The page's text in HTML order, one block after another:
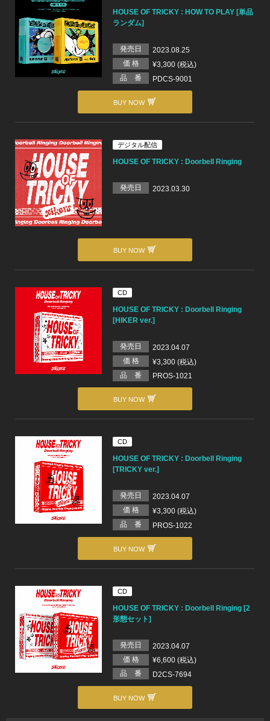
HOUSE OF TRICKY : HOW TO PLAY [単品
ランダム]
発売日
2023.08.25
価 格
¥3,300 (税込)
品 番
PDCS-9001
BUY NOW
デジタル配信
HOUSE OF TRICKY : Doorbell Ringing
発売日 2023.03.30
BUY NOW
CD
HOUSE OF TRICKY : Doorbell Ringing
[HIKER ver.]
発売日
2023.04.07
価 格
¥3,300 (税込)
品 番
PROS-1021
BUY NOW
CD
HOUSE OF TRICKY : Doorbell Ringing
[TRICKY ver.]
発売日
2023.04.07
価 格
¥3,300 (税込)
品 番
PROS-1022
BUY NOW
CD
HOUSE OF TRICKY : Doorbell Ringing [2
形態セット]
発売日
2023.04.07
価 格
¥6,600 (税込)
品 番
D2CS-7694
BUY NOW